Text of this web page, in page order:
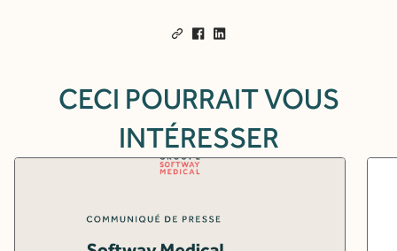
CECI POURRAIT VOUS
INTÉRESSER